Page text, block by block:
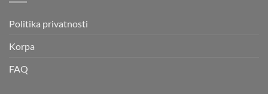
Politika privatnosti
Korpa
FAQ